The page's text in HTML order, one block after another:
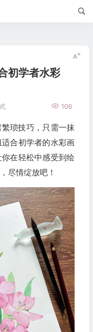
初学者水彩
106
琐技巧，只需一抹
合初学者的水彩画
在轻松中感受到绘
尽情绽放吧！